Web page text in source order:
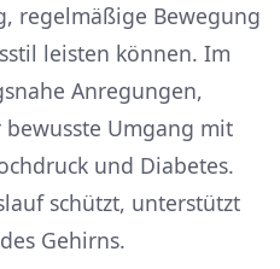
regelmäßige Bewegung
leisten können. Im
Anregungen,
Umgang mit
und Diabetes.
schützt, unterstützt
Gehirns.